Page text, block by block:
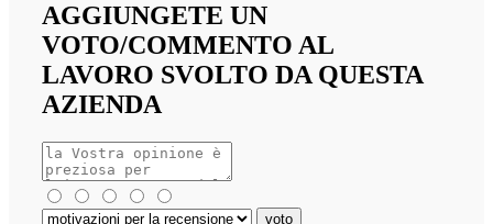
AGGIUNGETE UN
VOTO/COMMENTO AL
LAVORO SVOLTO DA QUESTA
AZIENDA